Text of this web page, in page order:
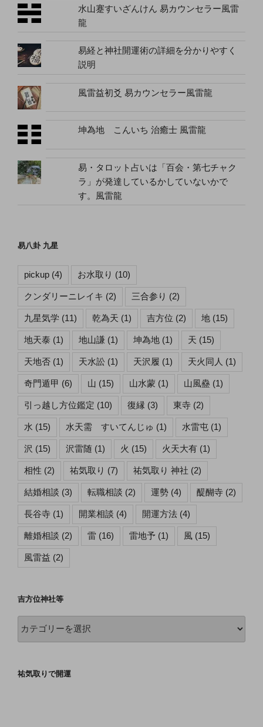
水山蹇すいざんけん 易カウンセラー風雷
龍
易経と神社開運術の詳細を分かりやすく
説明
風雷益初爻 易カウンセラー風雷龍
坤為地 こんいち 治癒士 風雷龍
易・タロット占いは「百会・第七チャク
ラ」が発達しているかしていないかで
す。風雷龍
易八卦 九星
pickup (4) お水取り (10)
クンダリーニレイキ (2) 三合参り (2)
九星気学 (11) 乾為天 (1) 吉方位 (2) 地 (15)
地天泰 (1) 地山謙 (1) 坤為地 (1) 天 (15)
天地否 (1) 天水訟 (1) 天沢履 (1) 天火同人 (1)
奇門遁甲 (6) 山 (15) 山水蒙 (1) 山風蠱 (1)
引っ越し方位鑑定 (10) 復縁 (3) 東寺 (2)
水 (15) 水天需 すいてんじゅ (1) 水雷屯 (1)
沢 (15) 沢雷随 (1) 火 (15) 火天大有 (1)
相性 (2) 祐気取り (7) 祐気取り 神社 (2)
結婚相談 (3) 転職相談 (2) 運勢 (4) 醍醐寺 (2)
長谷寺 (1) 開業相談 (4) 開運方法 (4)
離婚相談 (2) 雷 (16) 雷地予 (1) 風 (15)
風雷益 (2)
吉方位神社等
社
祐気取りで開運